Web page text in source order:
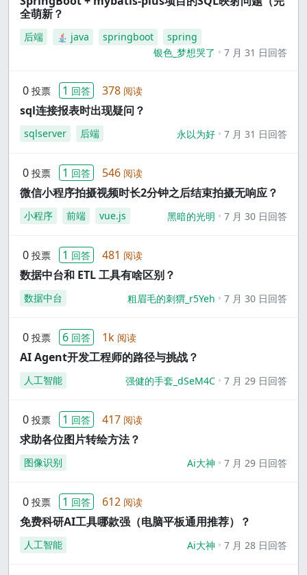
全萌新？
后端 java springboot
spring
银色_梦想哭了
7 月 31 日回答
0 投票 1 回答 378 阅读
sql连接报表时出现疑问？
sqlserver 后端 永以为好 7 月 31 日回答
0 投票 1 回答 546 阅读
微信小程序拍摄视频时长2分钟之后结束拍摄无响应？
小程序 前端 vue.js 黑暗的光明 7 月 30 日回答
0 投票 1 回答 481 阅读
数据中台和 ETL 工具有啥区别？
数据中台 粗眉毛的刺猬_r5Yeh 7 月 30 日回答
0 投票 6 回答 1k 阅读
AI Agent开发工程师的路径与挑战？
人工智能 强健的手套_dSeM4C 7 月 29 日回答
0 投票 1 回答 417 阅读
求助各位图片转绘方法？
图像识别 Ai大神 7 月 29 日回答
0 投票 1 回答 612 阅读
免费科研AI工具哪款强（电脑平板通用推荐）？
人工智能 Ai大神 7 月 28 日回答